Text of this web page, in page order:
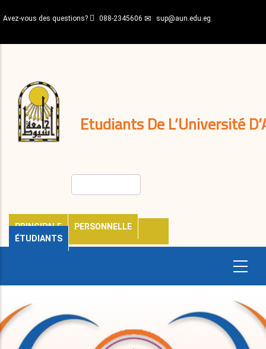
au
principal
Avez-vous des questions? 088-2345606 sup@aun.edu.eg
Etudiants De L’Université
PRINCIPALE
PERSONNELLE
ÉTUDIANTS
décisions
Expatriés
Journal